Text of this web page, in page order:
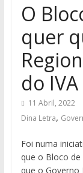
O
quer
do IVA
11 Abril, 2022
Dina Letra,
Foi numa
que o Bloco de
que o Governo